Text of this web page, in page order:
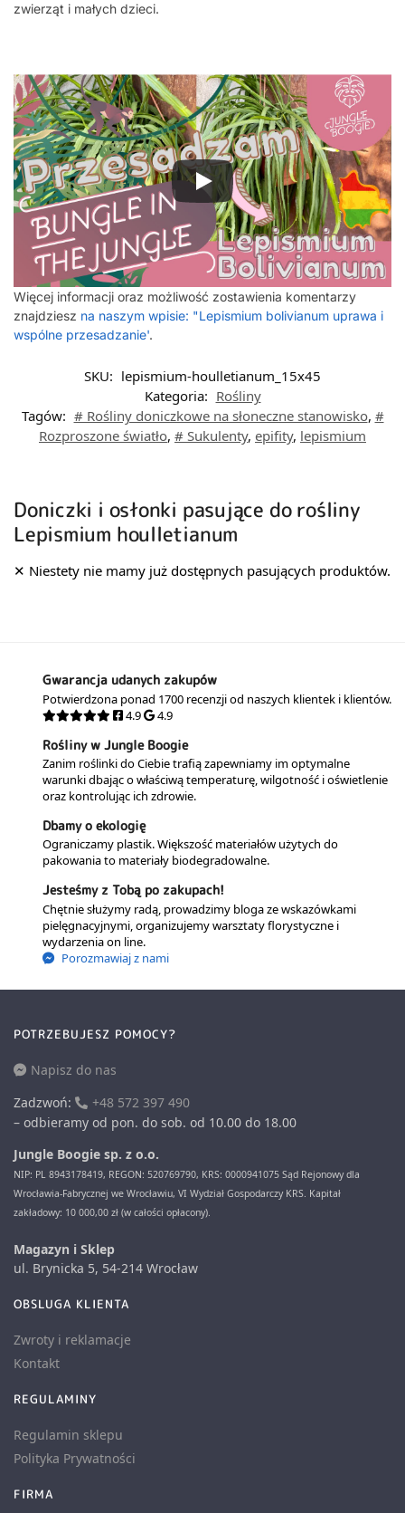
zwierząt i małych dzieci.
Więcej informacji oraz możliwość zostawienia komentarzy
znajdziesz na naszym wpisie: "Lepismium bolivianum uprawa i
wspólne przesadzanie'.
SKU: lepismium-houlletianum_15x45
Kategoria: Rośliny
Tagów: # Rośliny doniczkowe na słoneczne stanowisko, #
Rozproszone światło, # Sukulenty, epifity, lepismium
Doniczki i osłonki pasujące do rośliny
Lepismium houlletianum
Gwarancja udanych zakupów
Potwierdzona ponad 1700 recenzji od naszych klientek i klientów.
4.9
4.9
Rośliny w Jungle Boogie
Zanim roślinki do Ciebie trafią zapewniamy im optymalne
warunki dbając o właściwą temperaturę, wilgotność i oświetlenie
oraz kontrolując ich zdrowie.
Dbamy o ekologię
Ograniczamy plastik. Większość materiałów użytych do
pakowania to materiały biodegradowalne.
Jesteśmy z Tobą po zakupach!
Chętnie służymy radą, prowadzimy bloga ze wskazówkami
pielęgnacyjnymi, organizujemy warsztaty florystyczne i
wydarzenia on line.
Porozmawiaj z nami
POTRZEBUJESZ POMOCY?
Napisz do nas
Zadzwoń:
+48 572 397 490
– odbieramy od pon. do sob. od 10.00 do 18.00
Jungle Boogie sp. z o.o.
NIP: PL 8943178419, REGON: 520769790, KRS: 0000941075 Sąd Rejonowy dla
Wrocławia-Fabrycznej we Wrocławiu, VI Wydział Gospodarczy KRS. Kapitał
zakładowy: 10 000,00 zł (w całości opłacony).
Magazyn i Sklep
ul. Brynicka 5, 54-214 Wrocław
OBSLUGA KLIENTA
Zwroty i reklamacje
Kontakt
REGULAMINY
Regulamin sklepu
Polityka Prywatności
FIRMA